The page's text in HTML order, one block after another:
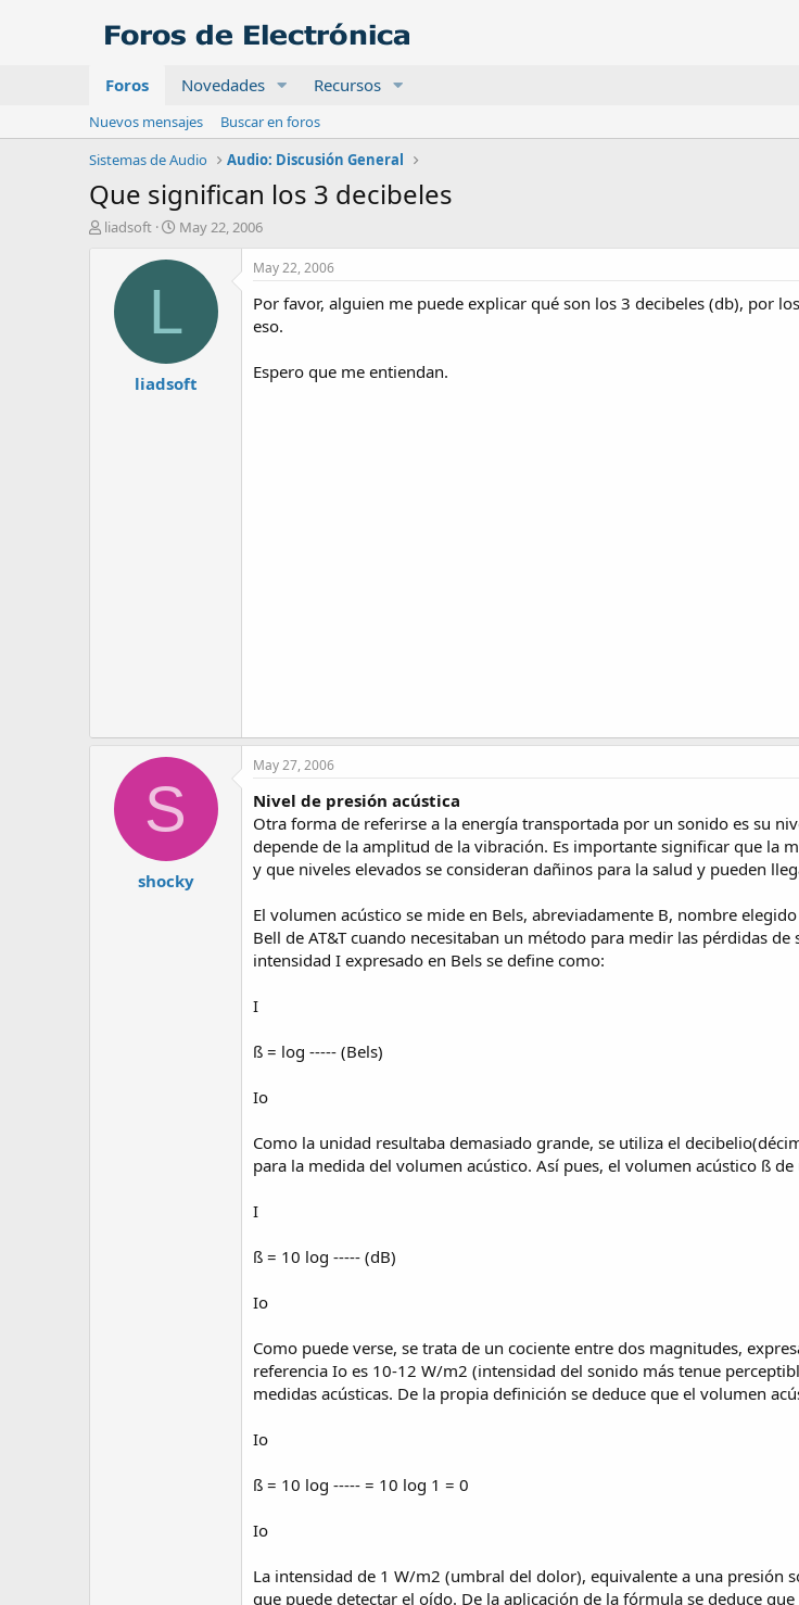
Foros Novedades Recursos
Nuevos mensajes
Buscar en foros
Sistemas de Audio
Audio: Discusión General
Que significan los 3 decibeles
A
liadsoft
F
c
d
i
n
May 22, 2006
L
liadsoft
May 22, 2006
Por favor, alguien me puede explicar qué son los 3 decibeles (db), por
eso.
Espero que me entiendan.
S
shocky
May 27, 2006
Nivel de presión acústica
Otra forma de referirse a la energía transportada por un sonido es su
depende de la amplitud de la vibración. Es importante significar que la
y que niveles elevados se consideran dañinos para la salud y pueden
El volumen acústico se mide en Bels, abreviadamente B, nombre
Bell de AT&T cuando necesitaban un método para medir las pérdidas
intensidad I expresado en Bels se define como:
I
ß = log ----- (Bels)
Io
Como la unidad resultaba demasiado grande, se utiliza el
para la medida del volumen acústico. Así pues, el volumen acústico ß
I
ß = 10 log ----- (dB)
Io
Como puede verse, se trata de un cociente entre dos magnitudes,
referencia Io es 10-12 W/m2 (intensidad del sonido más tenue
medidas acústicas. De la propia definición se deduce que el volumen
Io
ß = 10 log ----- = 10 log 1 = 0
Io
La intensidad de 1 W/m2 (umbral del dolor), equivalente a una presión
que puede detectar el oído. De la aplicación de la fórmula se deduce